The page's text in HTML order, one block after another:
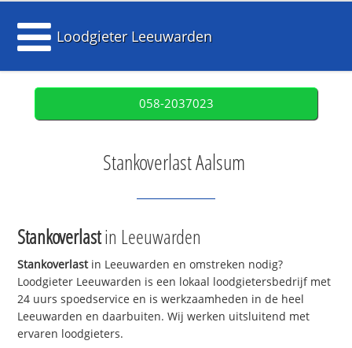
Loodgieter Leeuwarden
058-2037023
Stankoverlast Aalsum
Stankoverlastin Leeuwarden
Stankoverlastin Leeuwarden en omstreken nodig?
Loodgieter Leeuwarden is een lokaal loodgietersbedrijf met
24 uurs spoedservice en is werkzaamheden in de heel
Leeuwarden en daarbuiten. Wij werken uitsluitend met
ervaren loodgieters.